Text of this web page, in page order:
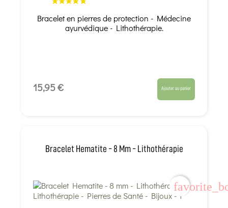
Bracelet en pierres de protection - Médecine
ayurvédique - Lithothérapie.
15,95 € Ajouter au panier
Bracelet Hematite - 8 Mm - Lithothérapie